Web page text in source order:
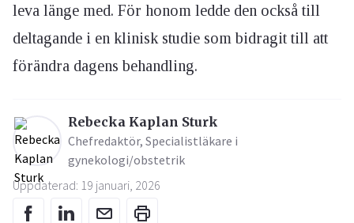
leva länge med. För honom ledde den också till
deltagande i en klinisk studie som bidragit till att
förändra dagens behandling.
Rebecka Kaplan Sturk
Chefredaktör, Specialistläkare i
gynekologi/obstetrik
Uppdaterad: 19 januari, 2026